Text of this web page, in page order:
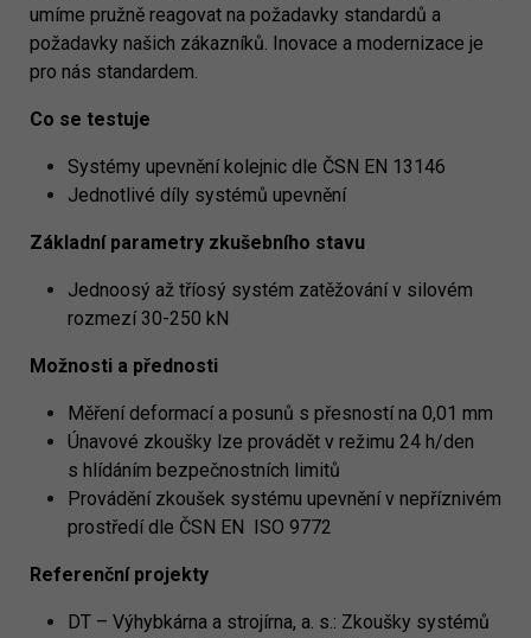
umíme pružně reagovat na požadavky standardů a
požadavky našich zákazníků. Inovace a modernizace je
pro nás standardem.
Co se testuje
Systémy upevnění kolejnic dle ČSN EN 13146
Jednotlivé díly systémů upevnění
Základní parametry zkušebního stavu
Jednoosý až tříosý systém zatěžování v silovém
rozmezí 30-250 kN
Možnosti a přednosti
Měření deformací a posunů s přesností na 0,01 mm
Únavové zkoušky lze provádět v režimu 24 h/den
s hlídáním bezpečnostních limitů
Provádění zkoušek systému upevnění v nepříznivém
prostředí dle ČSN EN ISO 9772
Referenční projekty
DT – Výhybkárna a strojírna, a. s.: Zkoušky systémů